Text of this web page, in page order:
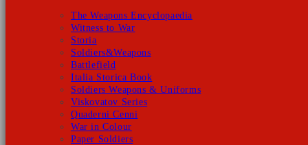
The Weapons Encyclopaedia
Witness to War
Storia
Soldiers&Weapons
Battlefield
Italia Storica Book
Soldiers Weapons & Uniforms
Viskovatov Series
Quaderni Cenni
War in Colour
Paper Soldiers